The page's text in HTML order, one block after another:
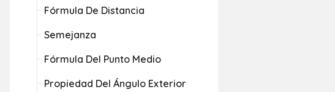
Fórmula De Distancia
Semejanza
Fórmula Del Punto Medio
Propiedad Del Ángulo Exterior